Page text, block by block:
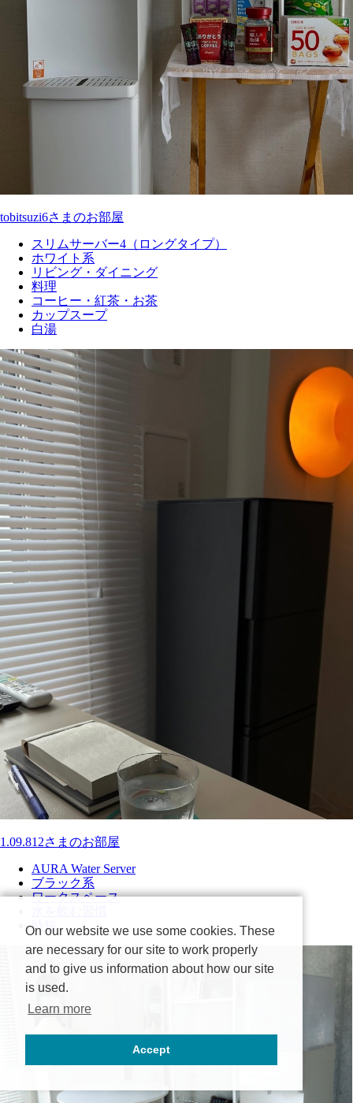
tobitsuzi6さまのお部屋
スリムサーバー4（ロングタイプ）
ホワイト系
リビング・ダイニング
料理
コーヒー・紅茶・お茶
カップスープ
白湯
1.09.812さまのお部屋
AURA Water Server
ブラック系
ワークスペース
時短
On our website we use some cookies. These
are necessary for our site to work properly
and to give us information about how our site
is used.
Learn more
Accept